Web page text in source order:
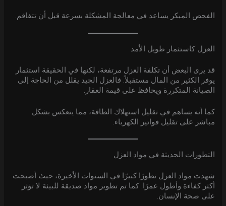
الفحص المبكر يساعد في معالجة المشكلة بسرعة قبل أن تتفاقم.
العزل كاستثمار طويل الأمد
قد يرى البعض أن تكلفة العزل مرتفعة، لكنها في الحقيقة استثمار
يوفر الكثير من المال مستقبلاً. فالعزل الجيد يقلل من الحاجة إلى
الصيانة المتكررة ويحافظ على قيمة العقار.
كما أنه يساهم في تقليل استهلاك الطاقة، مما ينعكس بشكل
مباشر على تقليل فواتير الكهرباء.
التطورات الحديثة في مواد العزل
شهدت مواد العزل تطورًا كبيرًا في السنوات الأخيرة، حيث أصبحت
أكثر كفاءة وأطول عمرًا. كما تم تطوير مواد صديقة للبيئة لا تؤثر
على صحة الإنسان.